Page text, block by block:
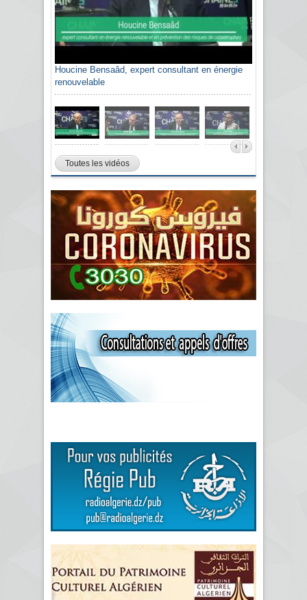
Houcine Bensaâd, expert consultant en énergie
renouvelable
Toutes les vidéos